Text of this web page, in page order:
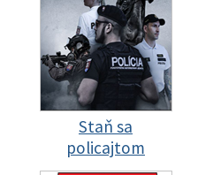
Staň sa
policajtom